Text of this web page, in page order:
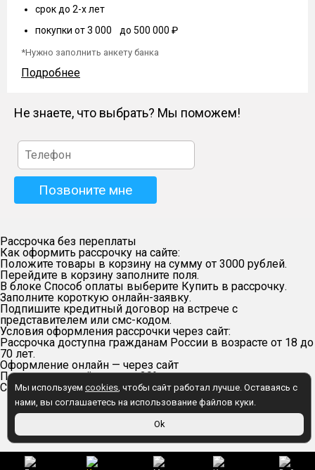
Мы используем cookies, чтобы сайт работал лучше. Оставаясь с
нами, вы соглашаетесь на использование файлов куки.
Ok
срок до 2-х лет
покупки от 3 000 до 500 000 ₽
*Нужно заполнить анкету банка
Подробнее
Не знаете, что выбрать? Мы поможем!
Рассрочка без переплаты
Как оформить рассрочку на сайте:
Положите товары в корзину на сумму от 3000 рублей.
Перейдите в корзину заполните поля.
В блоке Способ оплаты выберите Купить в рассрочку.
Заполните короткую онлайн-заявку.
Подпишите кредитный договор на встрече с
представителем или смс-кодом.
Условия оформления рассрочки через сайт:
Рассрочка доступна гражданам России в возрасте от 18 до
70 лет.
Оформление онлайн — через сайт
Первоначальный взнос — 20% от суммы заказа.
Срок рассрочки — 6 месяцев.